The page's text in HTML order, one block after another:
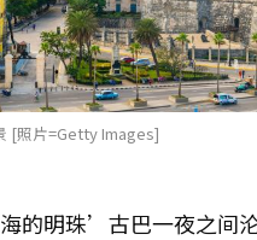
[照片=Getty Images]
的明珠’古巴一夜之间